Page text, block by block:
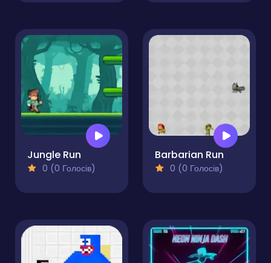
Jungle Run
0 (0 Голосів)
Barbarian Run
0 (0 Голосів)